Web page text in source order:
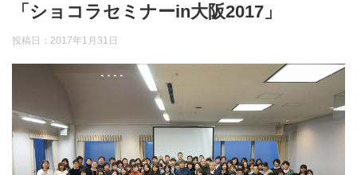
「ショコラセミナーin大阪2017」
投稿日： 2017年1月31日